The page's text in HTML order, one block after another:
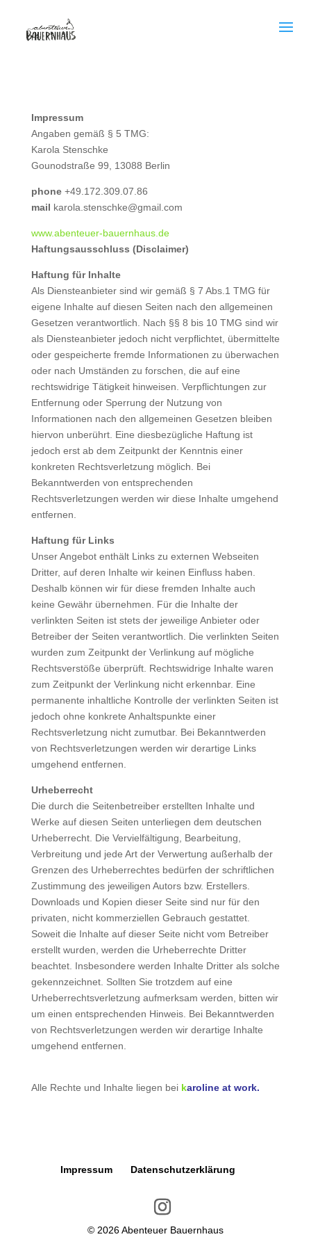
Impressum
Angaben gemäß § 5 TMG:
Karola Stenschke
Gounodstraße 99, 13088 Berlin
phone+49.172.309.07.86
mail karola.stenschke@gmail.com
www.abenteuer-bauernhaus.de
Haftungsausschluss (Disclaimer)
Haftung für Inhalte
Als Diensteanbieter sind wir gemäß § 7 Abs.1 TMG für
eigene Inhalte auf diesen Seiten nach den allgemeinen
Gesetzen verantwortlich. Nach §§ 8 bis 10 TMG sind wir
als Diensteanbieter jedoch nicht verpflichtet, übermittelte
oder gespeicherte fremde Informationen zu überwachen
oder nach Umständen zu forschen, die auf eine
rechtswidrige Tätigkeit hinweisen. Verpflichtungen zur
Entfernung oder Sperrung der Nutzung von
Informationen nach den allgemeinen Gesetzen bleiben
hiervon unberührt. Eine diesbezügliche Haftung ist
jedoch erst ab dem Zeitpunkt der Kenntnis einer
konkreten Rechtsverletzung möglich. Bei
Bekanntwerden von entsprechenden
Rechtsverletzungen werden wir diese Inhalte umgehend
entfernen.
Haftung für Links
Unser Angebot enthält Links zu externen Webseiten
Dritter, auf deren Inhalte wir keinen Einfluss haben.
Deshalb können wir für diese fremden Inhalte auch
keine Gewähr übernehmen. Für die Inhalte der
verlinkten Seiten ist stets der jeweilige Anbieter oder
Betreiber der Seiten verantwortlich. Die verlinkten Seiten
wurden zum Zeitpunkt der Verlinkung auf mögliche
Rechtsverstöße überprüft. Rechtswidrige Inhalte waren
zum Zeitpunkt der Verlinkung nicht erkennbar. Eine
permanente inhaltliche Kontrolle der verlinkten Seiten ist
jedoch ohne konkrete Anhaltspunkte einer
Rechtsverletzung nicht zumutbar. Bei Bekanntwerden
von Rechtsverletzungen werden wir derartige Links
umgehend entfernen.
Urheberrecht
Die durch die Seitenbetreiber erstellten Inhalte und
Werke auf diesen Seiten unterliegen dem deutschen
Urheberrecht. Die Vervielfältigung, Bearbeitung,
Verbreitung und jede Art der Verwertung außerhalb der
Grenzen des Urheberrechtes bedürfen der schriftlichen
Zustimmung des jeweiligen Autors bzw. Erstellers.
Downloads und Kopien dieser Seite sind nur für den
privaten, nicht kommerziellen Gebrauch gestattet.
Soweit die Inhalte auf dieser Seite nicht vom Betreiber
erstellt wurden, werden die Urheberrechte Dritter
beachtet. Insbesondere werden Inhalte Dritter als solche
gekennzeichnet. Sollten Sie trotzdem auf eine
Urheberrechtsverletzung aufmerksam werden, bitten wir
um einen entsprechenden Hinweis. Bei Bekanntwerden
von Rechtsverletzungen werden wir derartige Inhalte
umgehend entfernen.
Alle Rechte und Inhalte liegen bei karoline at work.
Impressum Datenschutzerklärung
© 2026Abenteuer Bauernhaus